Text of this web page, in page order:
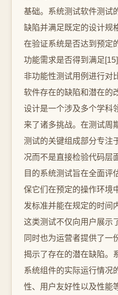
基础。系统测试软件测试
缺陷并满足既定的设计规
在验证系统是否达到预定
功能需求是否得到满足
非功能性测试用例进行对
软件存在的缺陷和潜在的
设计是一个涉及多个学科
来了诸多挑战。在测试周
测试的关键组成部分专注
况而不是直接检验代码层
目的系统测试旨在全面评
保它们在预定的操作环境
发标准并能在规定的时间
这类测试不仅向用户展示
同时也为运营者提供了一
揭示了存在的潜在缺陷。
系统组件的实际运行情况
性、用户友好性以及性能